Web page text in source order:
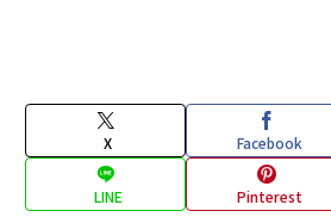
X Facebook
LINE Pinterest